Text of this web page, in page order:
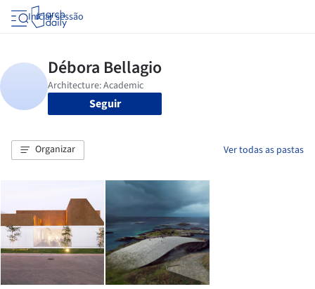
Iniciar sessão
Seguir
Organizar Ver todas as pastas